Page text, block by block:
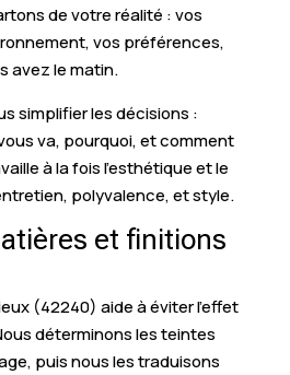
de votre réalité : vos
vos préférences,
avez le matin.
simplifier les décisions :
va, pourquoi, et comment
à la fois l’esthétique et le
polyvalence, et style.
et finitions
(42240) aide à éviter l’effet
déterminons les teintes
puis nous les traduisons